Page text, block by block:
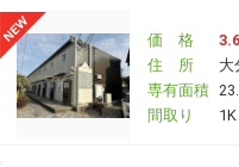
価 格
住 所
大
専有面積
間取り
1K